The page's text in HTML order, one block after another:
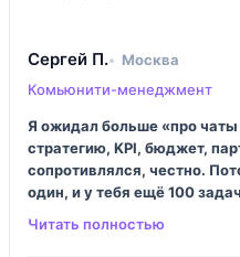
Сергей П.
Москва
Комьюнити-менеджмент
Я ожидал больше «про
стратегию, KPI, бюджет,
сопротивлялся, честно.
один, и у тебя ещё 100
минусам: темп иногда